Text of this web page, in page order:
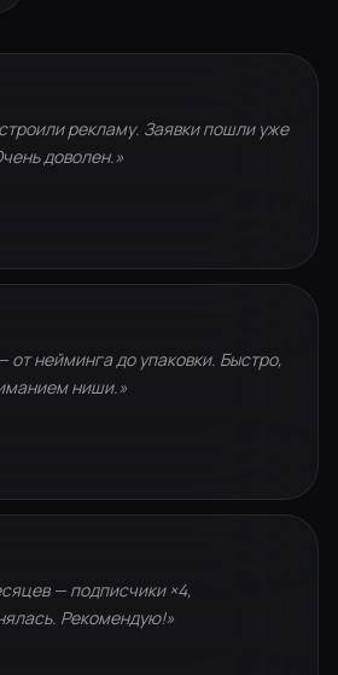
рекламу. Заявки пошли уже
доволен.»
от нейминга до упаковки. Быстро,
ниши.»
— подписчики ×4,
Рекомендую!»